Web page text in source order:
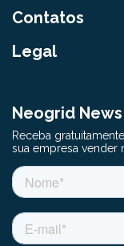
Contatos
Legal
Neogrid News